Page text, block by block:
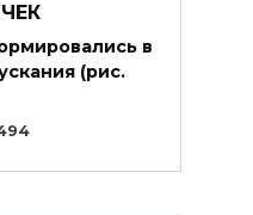
в
(рис.